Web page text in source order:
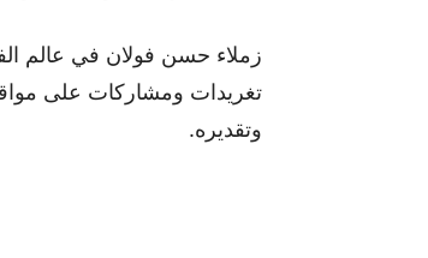
زملاء حسن فولان في عالم
تغريدات ومشاركات على
وتقديره.